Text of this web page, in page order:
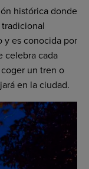
histórica donde
y es conocida por
celebra cada
un tren o
en la ciudad.